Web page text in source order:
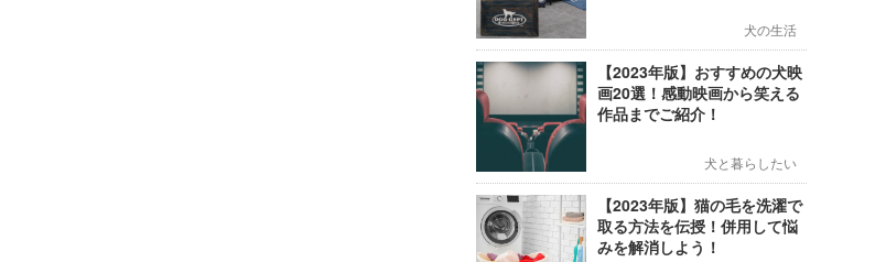
犬の生活
【2023年版】おすすめの犬映
画20選！感動映画から笑える
作品までご紹介！
犬と暮らしたい
【2023年版】猫の毛を洗濯で
取る方法を伝授！併用して悩
みを解消しよう！